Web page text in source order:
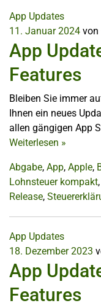
App Updates
11. Januar 2024 von
App
Features
Bleiben Sie immer
Ihnen ein neues
allen gängigen App
Weiterlesen »
Abgabe, App, Apple,
Lohnsteuer kompakt,
Release,
App Updates
18. Dezember 2023
App
Features